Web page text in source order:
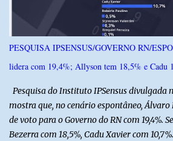
PESQUISA IPSENSUS/GOVERNO RN/
lidera com 19,4%; Allyson tem 18,5% e Cadu
Pesquisa do Instituto IPSensus divulgada
mostra que, no cenário espontâneo, Álvaro
de voto para o Governo do RN com 19,4%.
Bezerra com 18,5%, Cadu Xavier com